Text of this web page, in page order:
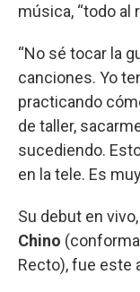
música, “todo al
“No sé tocar la
canciones. Yo
practicando
de taller,
sucediendo.
en la tele. Es
Su debut en
Chino
Recto), fue este